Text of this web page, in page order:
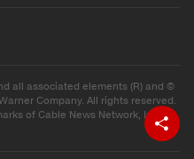
all associated elements (R) and ©
Company. All rights reserved.
of Cable News Network, Inc.,